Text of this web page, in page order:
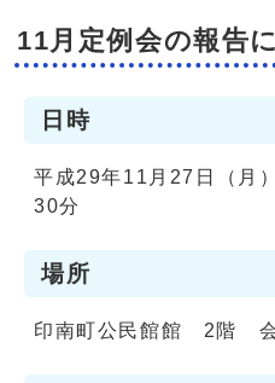
11月定例会の報告
日時
平成29年11月27日（月
30分
場所
印南町公民館館 2階